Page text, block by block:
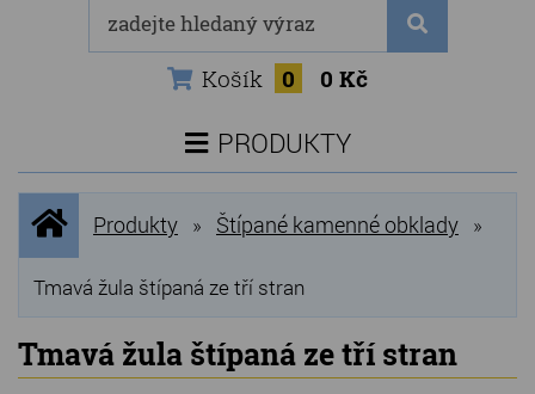
Košík 0 0 Kč
PRODUKTY
NOVINKY
NEJPRODÁVANĚJŠÍ
VÝPRODEJ
Produkty
Úvodní
stránka
Produkty » Štípané kamenné obklady »
Tmavá žula štípaná ze tří stran
Tmavá žula štípaná ze tří stran